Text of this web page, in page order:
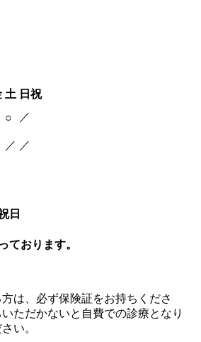
土 日祝
○
／
／ ／
日
ております。
は、必ず保険証をお持ちくださ
ただかないと自費での診療となり
い。